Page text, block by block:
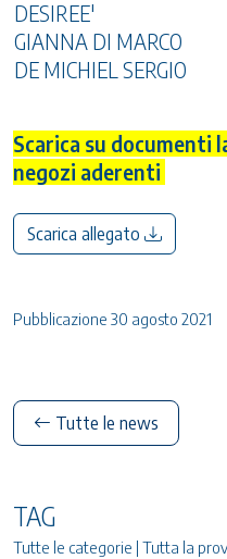
DESIREE'
GIANNA DI MARCO
DE MICHIEL SERGIO
Scarica su documenti
negozi aderenti
Scarica allegato
Pubblicazione 30 agosto 2021
Tutte le news
TAG
Tutte le categorie | Tutta la